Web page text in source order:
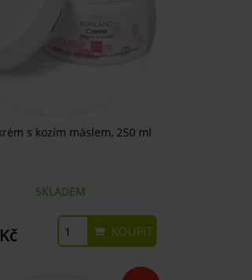
s kozím máslem, 250 ml
SKLADEM
KOUPIT